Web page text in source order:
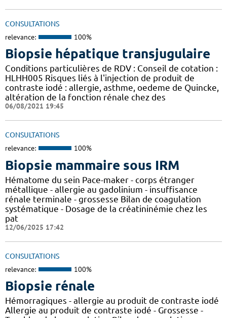
CONSULTATIONS
relevance: 100%
Biopsie hépatique transjugulaire
Conditions particulières de RDV : Conseil de cotation :
HLHH005 Risques liés à l'injection de produit de
contraste iodé : allergie, asthme, oedeme de Quincke,
altération de la fonction rénale chez des
06/08/2021 19:45
CONSULTATIONS
relevance: 100%
Biopsie mammaire sous IRM
Hématome du sein Pace-maker - corps étranger
métallique - allergie au gadolinium - insuffisance
rénale terminale - grossesse Bilan de coagulation
systématique - Dosage de la créatininémie chez les
pat
12/06/2025 17:42
CONSULTATIONS
relevance: 100%
Biopsie rénale
Hémorragiques - allergie au produit de contraste iodé
Allergie au produit de contraste iodé - Grossesse -